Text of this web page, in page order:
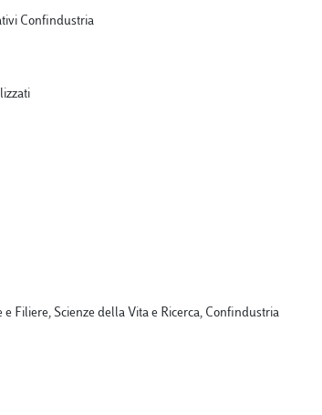
Confindustria
Filiere, Scienze della Vita e Ricerca, Confindustria